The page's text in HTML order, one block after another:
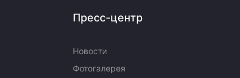
Пресс-центр
Новости
Фотогалерея